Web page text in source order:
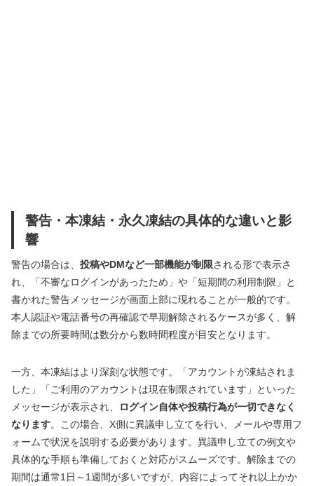
警告・本凍結・永久凍結の具体的な違いと影
響
警告の場合は、 投稿やDMなど一部機能が制限される形で表示さ
れ、「不審なログインがあったため」や「短期間の利用制限」と
書かれた警告メッセージが画面上部に現れることが一般的です。
本人認証や電話番号の再確認で早期解除されるケースが多く、解
除までの所要時間は数分から数時間程度が目安となります。
一方、本凍結はより深刻な状態です。「アカウントが凍結されま
した」「ご利用のアカウントは現在制限されています」といった
メッセージが表示され、
ログイン自体や投稿行為が一切できなく
なります。この場合、X側に異議申し立てを行い、メールや専用フ
ォームで状況を説明する必要があります。異議申し立ての例文や
具体的な手順も準備しておくと対応がスムーズです。解除までの
期間は通常1日～1週間が多いですが、内容によってそれ以上かか